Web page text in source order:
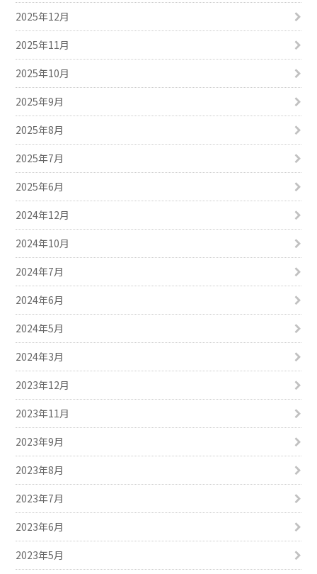
2025年12月
2025年11月
2025年10月
2025年9月
2025年8月
2025年7月
2025年6月
2024年12月
2024年10月
2024年7月
2024年6月
2024年5月
2024年3月
2023年12月
2023年11月
2023年9月
2023年8月
2023年7月
2023年6月
2023年5月